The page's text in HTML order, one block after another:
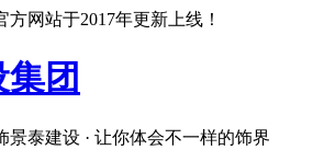
网站于2017年更新上线！
景泰建设 · 让你体会不一样的饰界